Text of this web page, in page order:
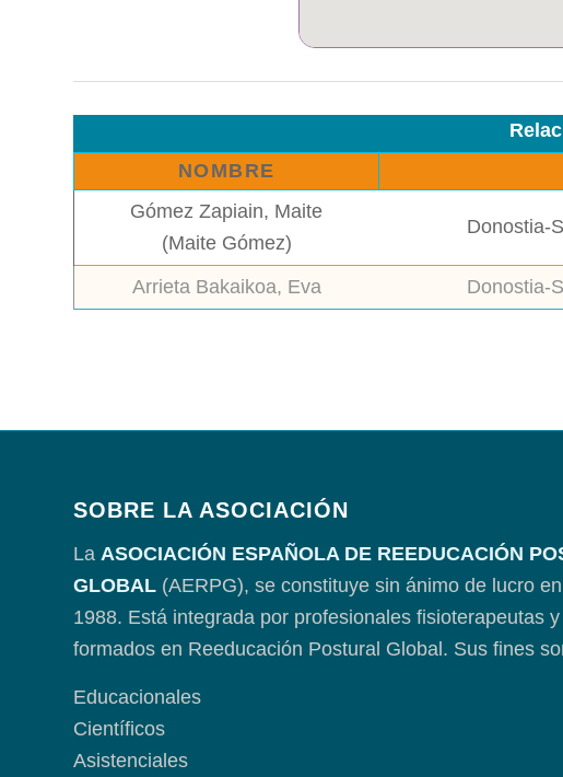
NOMBRE
Gómez Zapiain, Maite
(Maite Gómez)
Donostia-
Arrieta Bakaikoa, Eva Donostia-
SOBRE LA ASOCIACIÓN
La ASOCIACIÓN ESPAÑOLA DE REEDUCACIÓN
GLOBAL (AERPG), se constituye sin ánimo de lucro
1988. Está integrada por profesionales fisioterapeutas
formados en Reeducación Postural Global. Sus fines
Educacionales
Científicos
Asistenciales